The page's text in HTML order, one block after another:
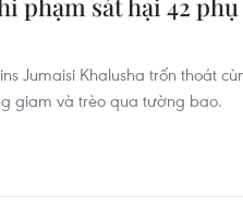
phạm sát hại 42
Jumaisi Khalusha trốn thoát
giam và trèo qua tường bao.